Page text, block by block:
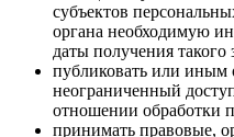
субъектов
органа необходимую
даты получения такого
публиковать или иным
неограниченный
отношении обработки
принимать правовые,